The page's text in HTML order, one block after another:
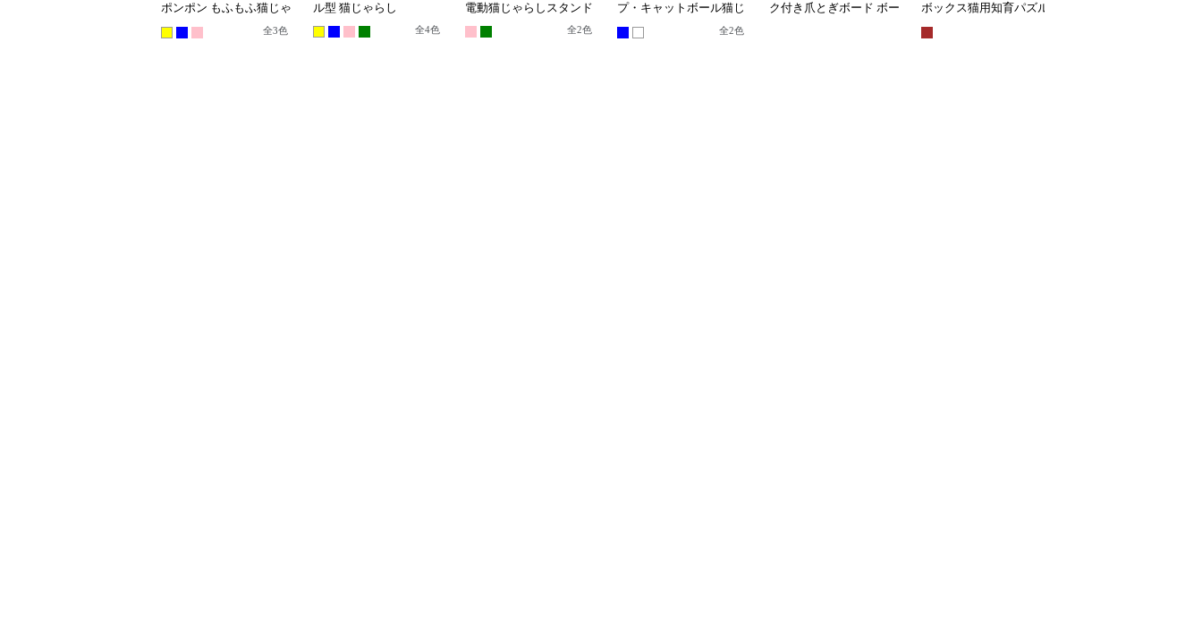
ポンポン もふもふ猫じゃ
全3色
ル型 猫じゃらし
全4色
電動猫じゃらしスタンド
全2色
プ・キャットボール猫じ
全2色
ク付き爪とぎボード ボー
ボックス猫用知育パズル